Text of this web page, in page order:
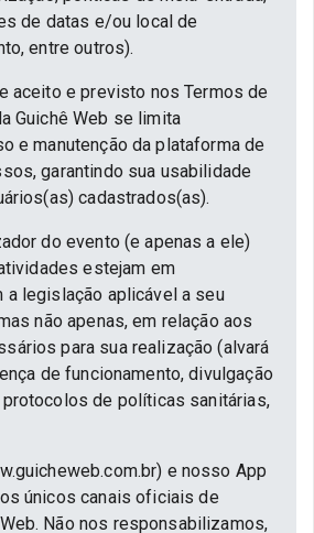
de datas e/ou local de
entre outros).
aceito e previsto nos Termos de
Guichê Web se limita
e manutenção da plataforma de
garantindo sua usabilidade
cadastrados(as).
do evento (e apenas a ele)
estejam em
a legislação aplicável a seu
não apenas, em relação aos
para sua realização (alvará
de funcionamento, divulgação
de políticas sanitárias,
e nosso App
únicos canais oficiais de
Não nos responsabilizamos,